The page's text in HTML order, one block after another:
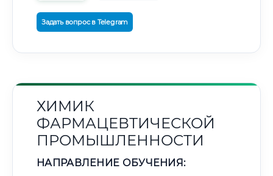
Задать вопрос в Telegram
ХИМИК
ФАРМАЦЕВТИЧЕСКОЙ
ПРОМЫШЛЕННОСТИ
НАПРАВЛЕНИЕ ОБУЧЕНИЯ: